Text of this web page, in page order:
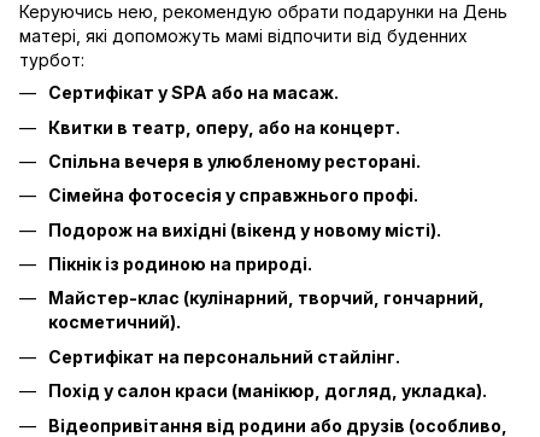
Керуючись нею, рекомендую обрати подарунки на День
матері, які допоможуть мамі відпочити від буденних
турбот:
Сертифікат у SPA або на масаж.
Квитки в театр, оперу, або на концерт.
Спільна вечеря в улюбленому ресторані.
Сімейна фотосесія у справжнього профі.
Подорож на вихідні (вікенд у новому місті).
Пікнік із родиною на природі.
Майстер-клас (кулінарний, творчий, гончарний,
косметичний).
Сертифікат на персональний стайлінг.
Похід у салон краси (манікюр, догляд, укладка).
Відеопривітання від родини або друзів (особливо,